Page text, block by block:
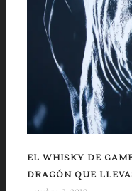
EL WHISKY DE
DRAGÓN QUE